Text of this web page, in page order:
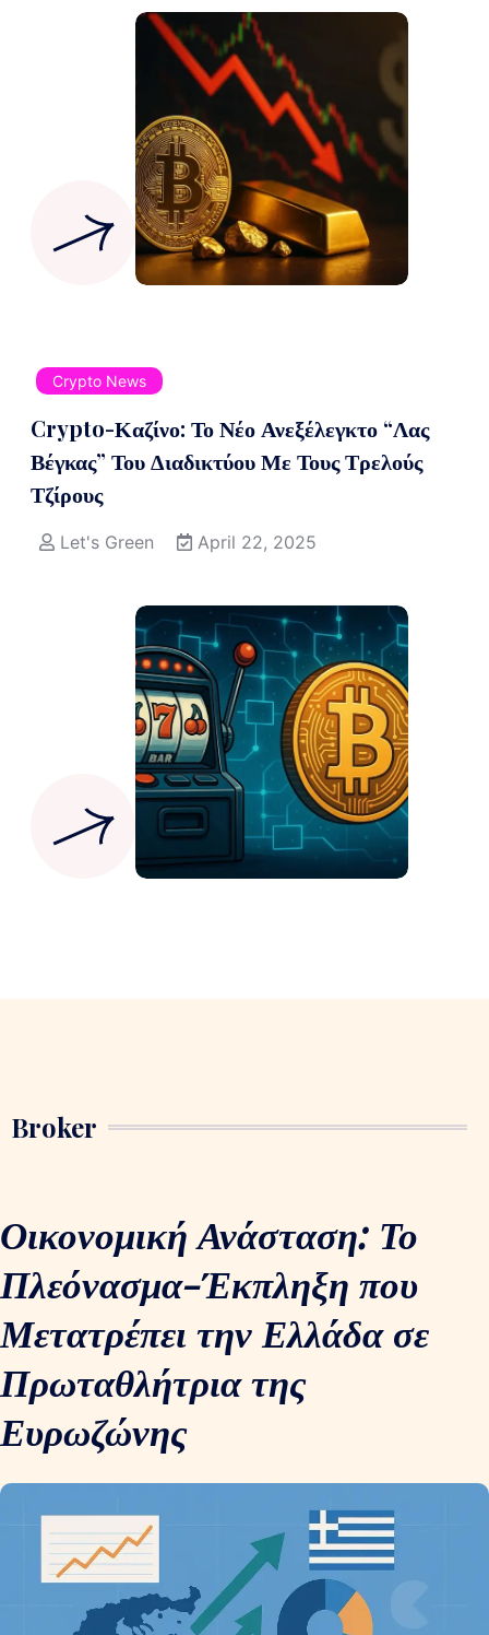
Crypto News
Crypto-Καζίνο: Το Νέο Ανεξέλεγκτο “Λας
Βέγκας” Του Διαδικτύου Με Τους Τρελούς
Τζίρους
Let's Green April 22, 2025
Broker
Οικονομική Ανάσταση: Το
Πλεόνασμα-Έκπληξη που
Μετατρέπει την Ελλάδα σε
Πρωταθλήτρια της
Ευρωζώνης